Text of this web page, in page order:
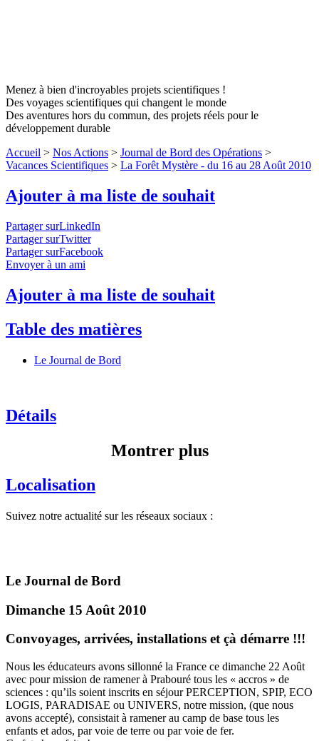
Menez à bien d'incroyables projets scientifiques !
Des voyages scientifiques qui changent le monde
Des aventures hors du commun, des projets réels pour le
développement durable
Accueil > Nos Actions > Journal de Bord des Opérations >
Vacances Scientifiques > La Forêt Mystère - du 16 au 28 Août 2010
Ajouter à ma liste de souhait
Partager surLinkedIn
Partager surTwitter
Partager surFacebook
Envoyer à un ami
Ajouter à ma liste de souhait
Table des matières
Le Journal de Bord
Détails
Montrer plus
Localisation
Suivez notre actualité sur les réseaux sociaux :
Le Journal de Bord
Dimanche 15 Août 2010
Convoyages, arrivées, installations et çà démarre !!!
Nous les éducateurs avons sillonné la France ce dimanche 22 Août
avec pour mission de ramener à Prabouré tous les « accros » de
sciences : qu’ils soient inscrits en séjour PERCEPTION, SPIP, ECO
LOGIS, PARADISAE ou UNIVERS, notre mission, (que nous
avons accepté), consistait à ramener au camp de base tous les
enfants et ados, par voie de terre ou par voie de fer.